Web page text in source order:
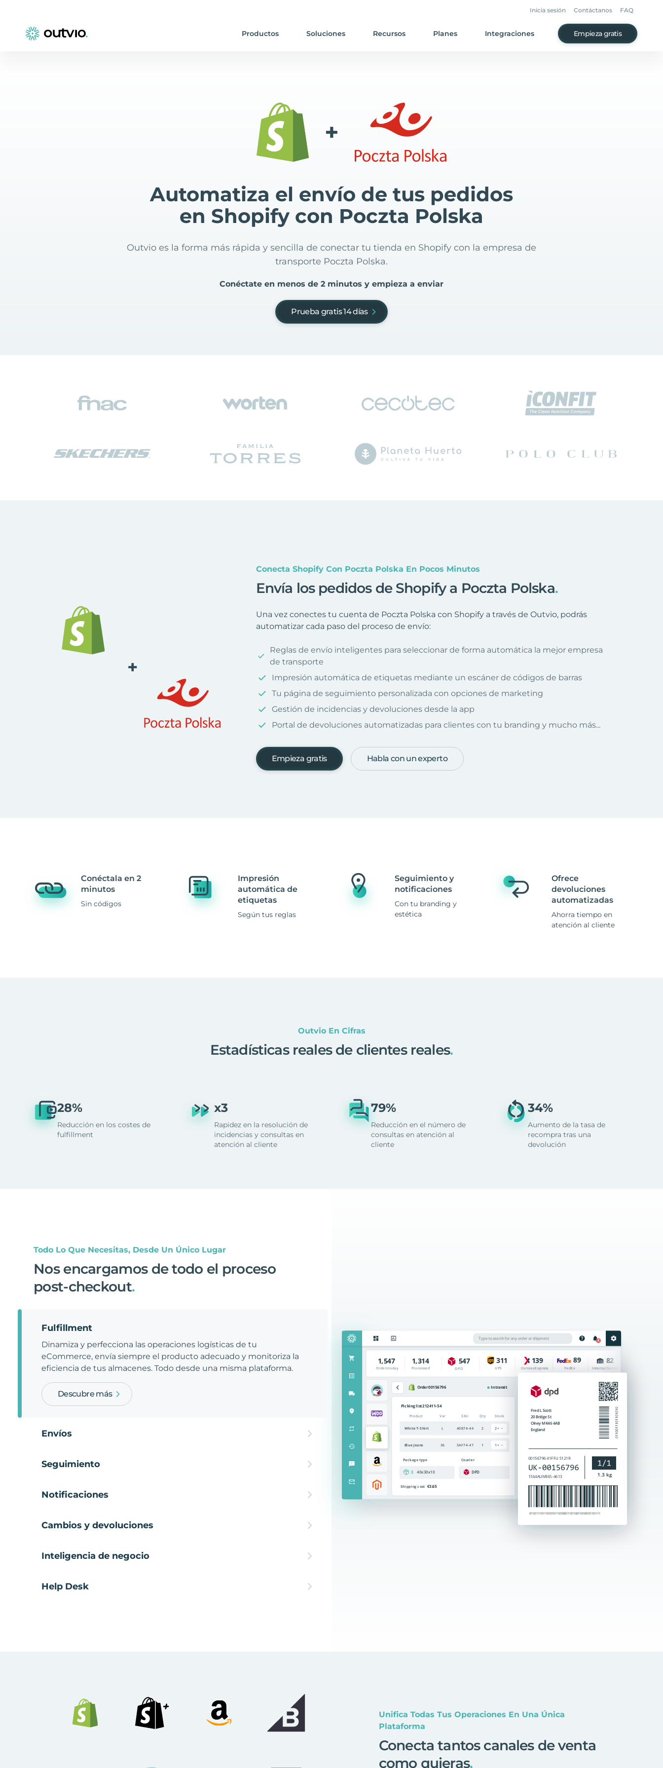
Inicia sesión Contáctanos FAQ
Productos Soluciones Recursos Planes Integraciones Empieza gratis
+
Automatiza el envío de tus pedidos
en Shopify con Poczta Polska
Outvio es la forma más rápida y sencilla de conectar tu tienda en Shopify con la empresa de
transporte Poczta Polska.
Conéctate en menos de 2 minutos y empieza a enviar
Prueba gratis 14 días
+
Conecta Shopify Con Poczta Polska En Pocos Minutos
Envía los pedidos de Shopify a Poczta Polska.
Una vez conectes tu cuenta de Poczta Polska con Shopify a través de Outvio, podrás
automatizar cada paso del proceso de envío:
Reglas de envío inteligentes para seleccionar de forma automática la mejor empresa
de transporte
Impresión automática de etiquetas mediante un escáner de códigos de barras
Tu página de seguimiento personalizada con opciones de marketing
Gestión de incidencias y devoluciones desde la app
Portal de devoluciones automatizadas para clientes con tu branding y mucho más...
Empieza gratis Habla con un experto
Conéctala en 2
minutos
Sin códigos
Impresión
automática de
etiquetas
Según tus reglas
Seguimiento y
notificaciones
Con tu branding y
estética
Ofrece
devoluciones
automatizadas
Ahorra tiempo en
atención al cliente
Outvio En Cifras
Estadísticas reales de clientes reales.
28%
Reducción en los costes de
fulfillment
x3
Rapidez en la resolución de
incidencias y consultas en
atención al cliente
79%
Reducción en el número de
consultas en atención al
cliente
34%
Aumento de la tasa de
recompra tras una
devolución
Todo Lo Que Necesitas, Desde Un Único Lugar
Nos encargamos de todo el proceso
post-checkout.
Fulfillment
Dinamiza y perfecciona las operaciones logísticas de tu
eCommerce, envía siempre el producto adecuado y monitoriza la
eficiencia de tus almacenes. Todo desde una misma plataforma.
Descubre más
Envíos
Seguimiento
Notificaciones
Cambios y devoluciones
Inteligencia de negocio
Help Desk
Unifica Todas Tus Operaciones En Una Única
Plataforma
Conecta tantos canales de venta
como quieras.